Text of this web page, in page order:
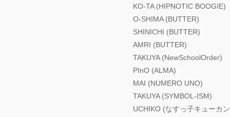
KO-TA (HIPNOTIC BOOGIE)
O-SHIMA (BUTTER)
SHINICHI (BUTTER)
AMRI (BUTTER)
TAKUYA (NewSchoolOrder)
PInO (ALMA)
MAI (NUMERO UNO)
TAKUYA (SYMBOL-ISM)
UCHIKO (なすっ子キューカ